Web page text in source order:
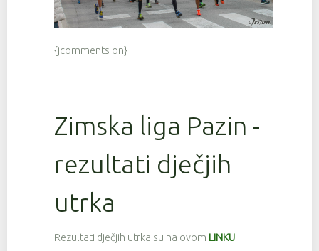
{jcomments on}
Zimska liga Pazin -
rezultati dječjih
utrka
Rezultati dječjih utrka su na ovom LINKU.